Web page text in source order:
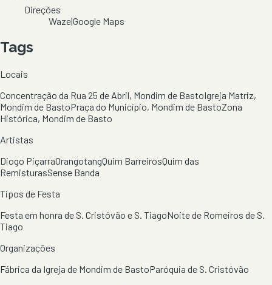
Direções
Waze|Google Maps
Tags
Locais
Concentração da Rua 25 de Abril, Mondim de BastoIgreja Matriz,
Mondim de BastoPraça do Município, Mondim de BastoZona
Histórica, Mondim de Basto
Artistas
Diogo PiçarraOrangotangQuim BarreirosQuim das
RemisturasSense Banda
Tipos de Festa
Festa em honra de S. Cristóvão e S. TiagoNoite de Romeiros de S.
Tiago
Organizações
Fábrica da Igreja de Mondim de BastoParóquia de S. Cristóvão